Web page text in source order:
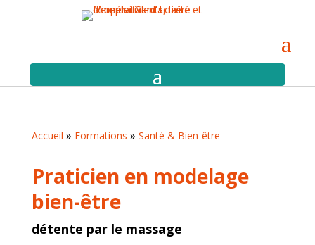
Accueil » Formations » Santé & Bien-être
Praticien en modelage
bien-être
détente par le massage